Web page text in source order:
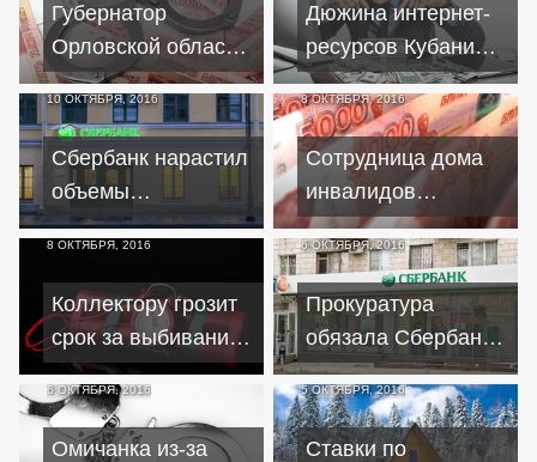
Губернатор
Орловской области
взял на контроль
ситуацию с
кредитами
инвалидов
Дюжина интернет-
ресурсов Кубани
незаконно
предлагала услуги
по кредитам
10 ОКТЯБРЯ, 2016
Сбербанк нарастил
объемы
кредитования
Алтае
8 ОКТЯБРЯ, 2016
Сотрудница дома
инвалидов
подставила
подопечных с
кредитами
8 ОКТЯБРЯ, 2016
Коллектору грозит
срок за выбивание
долгов по кредиту
угрозой теракта
6 ОКТЯБРЯ, 2016
Прокуратура
обязала Сбербанк
вернуть клиентке
списанные за
кредит средства
6 ОКТЯБРЯ, 2016
Омичанка из-за
5 ОКТЯБРЯ, 2016
Ставки по